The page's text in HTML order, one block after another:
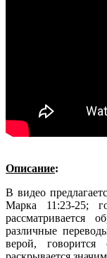
Описание:
В видео
Марка 11:23-25;
рассматривается
различные
верой,